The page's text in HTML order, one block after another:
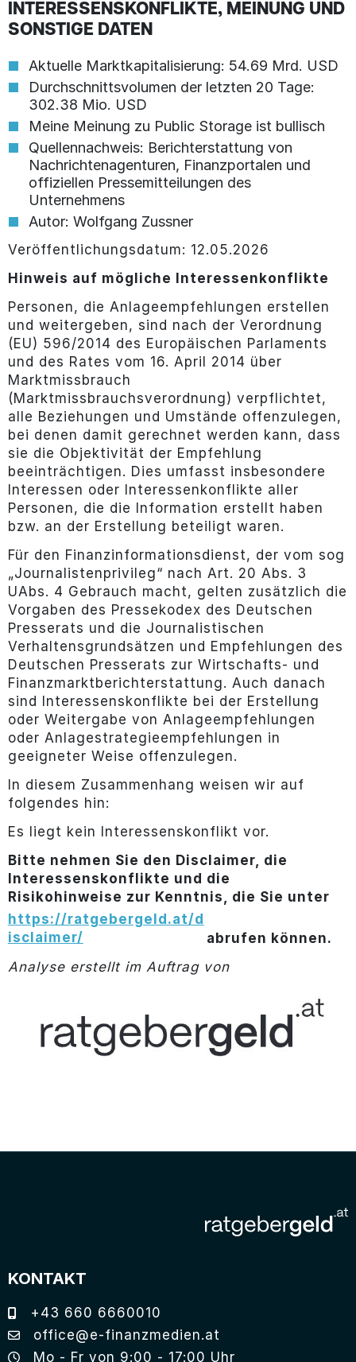
INTERESSENSKONFLIKTE, MEINUNG UND
SONSTIGE DATEN
Aktuelle Marktkapitalisierung: 54.69 Mrd. USD
Durchschnittsvolumen der letzten 20 Tage:
302.38 Mio. USD
Meine Meinung zu Public Storage ist bullisch
Quellennachweis: Berichterstattung von
Nachrichtenagenturen, Finanzportalen und
offiziellen Pressemitteilungen des
Unternehmens
Autor: Wolfgang Zussner
Veröffentlichungsdatum: 12.05.2026
Hinweis auf mögliche Interessenkonflikte
Personen, die Anlageempfehlungen erstellen
und weitergeben, sind nach der Verordnung
(EU) 596/2014 des Europäischen Parlaments
und des Rates vom 16. April 2014 über
Marktmissbrauch
(Marktmissbrauchsverordnung) verpflichtet,
alle Beziehungen und Umstände offenzulegen,
bei denen damit gerechnet werden kann, dass
sie die Objektivität der Empfehlung
beeinträchtigen. Dies umfasst insbesondere
Interessen oder Interessenkonflikte aller
Personen, die die Information erstellt haben
bzw. an der Erstellung beteiligt waren.
Für den Finanzinformationsdienst, der vom sog
„Journalistenprivileg“ nach Art. 20 Abs. 3
UAbs. 4 Gebrauch macht, gelten zusätzlich die
Vorgaben des Pressekodex des Deutschen
Presserats und die Journalistischen
Verhaltensgrundsätzen und Empfehlungen des
Deutschen Presserats zur Wirtschafts- und
Finanzmarktberichterstattung. Auch danach
sind Interessenskonflikte bei der Erstellung
oder Weitergabe von Anlageempfehlungen
oder Anlagestrategieempfehlungen in
geeigneter Weise offenzulegen.
In diesem Zusammenhang weisen wir auf
folgendes hin:
Es liegt kein Interessenskonflikt vor.
Bitte nehmen Sie den Disclaimer, die
Interessenskonflikte und die
Risikohinweise zur Kenntnis, die Sie unter
https://ratgebergeld.at/d
isclaimer/
abrufen können.
Analyse erstellt im Auftrag von
KONTAKT
+43 660 6660010
office@e-finanzmedien.at
Mo - Fr von 9:00 - 17:00 Uhr